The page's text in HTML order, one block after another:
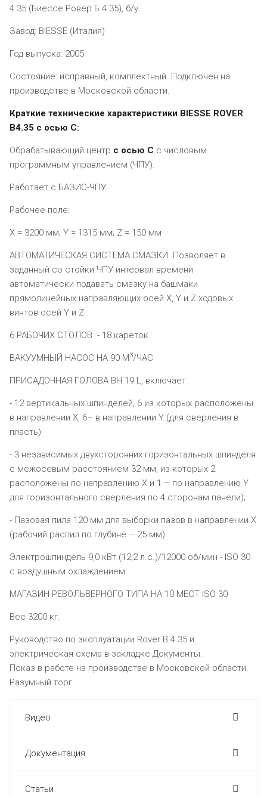
4.35 (Биессе Ровер Б 4.35), б/у.
Завод: BIESSE (Италия)
Год выпуска: 2005
Состояние: исправный, комплектный. Подключен на
производстве в Московской области.
Краткие технические характеристики BIESSE ROVER
B4.35 с осью С:
Обрабатывающий центр с осью С с числовым
программным управлением (ЧПУ).
Работает с БАЗИС-ЧПУ.
Рабочее поле:
X = 3200 мм; Y = 1315 мм; Z = 150 мм
АВТОМАТИЧЕСКАЯ СИСТЕМА СМАЗКИ. Позволяет в
заданный со стойки ЧПУ интервал времени
автоматически подавать смазку на башмаки
прямолинейных направляющих осей X, Y и Z ходовых
винтов осей Y и Z.
6 РАБОЧИХ СТОЛОВ - 18 кареток
ВАКУУМНЫЙ НАСОС НА 90 М3/ЧАС
ПРИСАДОЧНАЯ ГОЛОВА BH 19 L, включает:
- 12 вертикальных шпинделей, 6 из которых расположены
в направлении X, 6– в направлении Y (для сверления в
пласть)
- 3 независимых двухсторонних горизонтальных шпинделя
с межосевым расстоянием 32 мм, из которых 2
расположены по направлению Х и 1 – по направлению Y
для горизонтального сверления по 4 сторонам панели);
- Пазовая пила 120 мм для выборки пазов в направлении Х
(рабочий распил по глубине – 25 мм)
Электрошпиндель 9,0 кВт (12,2 л.с.)/12000 об/мин - ISO 30
с воздушным охлаждением
МАГАЗИН РЕВОЛЬВЕРНОГО ТИПА НА 10 МЕСТ ISO 30
Вес 3200 кг.
Руководство по эксплуатации Rover B 4.35 и
электрическая схема в закладке Документы.
Показ в работе на производстве в Московской области.
Разумный торг.
Видео
Документация
Статьи